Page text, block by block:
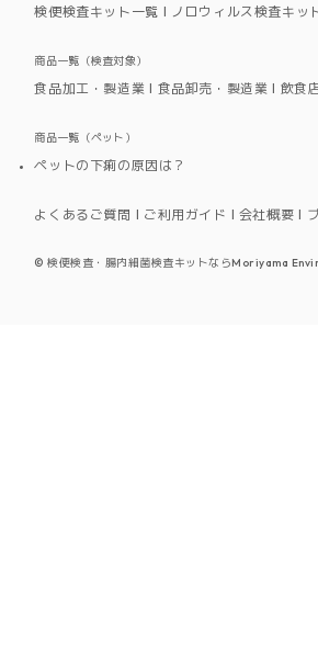
検便検査キット一覧 ノロウィルス検査キッ
商品一覧（検査対象）
食品加工・製造業 食品卸売・製造業 飲食
商品一覧（ペット）
ペットの下痢の原因は？
よくあるご質問 ご利用ガイド 会社概要
©検便検査・腸内細菌検査キットならMoriyama